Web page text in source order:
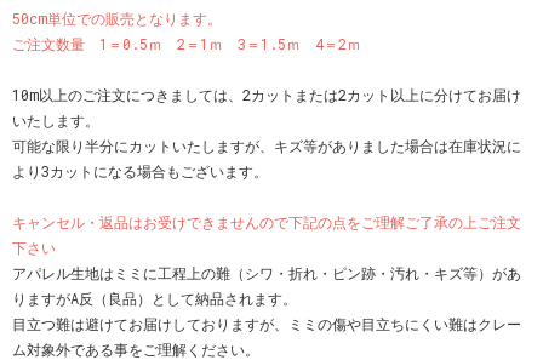
50cm単位での販売となります。
ご注文数量 1＝0.5ｍ 2＝1ｍ 3＝1.5ｍ 4＝2ｍ
10m以上のご注文につきましては、2カットまたは2カット以上に分けてお届け
いたします。
可能な限り半分にカットいたしますが、キズ等がありました場合は在庫状況に
より3カットになる場合もございます。
キャンセル・返品はお受けできませんので下記の点をご理解ご了承の上ご注文
下さい
アパレル生地はミミに工程上の難（シワ・折れ・ピン跡・汚れ・キズ等）があ
りますがA反（良品）として納品されます。
目立つ難は避けてお届けしておりますが、ミミの傷や目立ちにくい難はクレー
ム対象外である事をご理解ください。